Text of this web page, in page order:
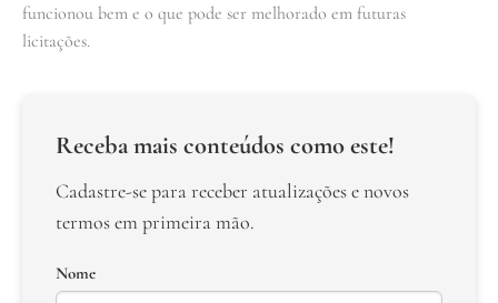
funcionou bem e o que pode ser melhorado em futuras
licitações.
Receba mais conteúdos como este!
Cadastre-se para receber atualizações e novos
termos em primeira mão.
Nome